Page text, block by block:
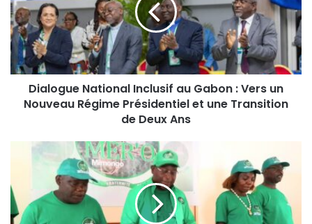
Dialogue National Inclusif au Gabon : Vers un
Nouveau Régime Présidentiel et une Transition
de Deux Ans